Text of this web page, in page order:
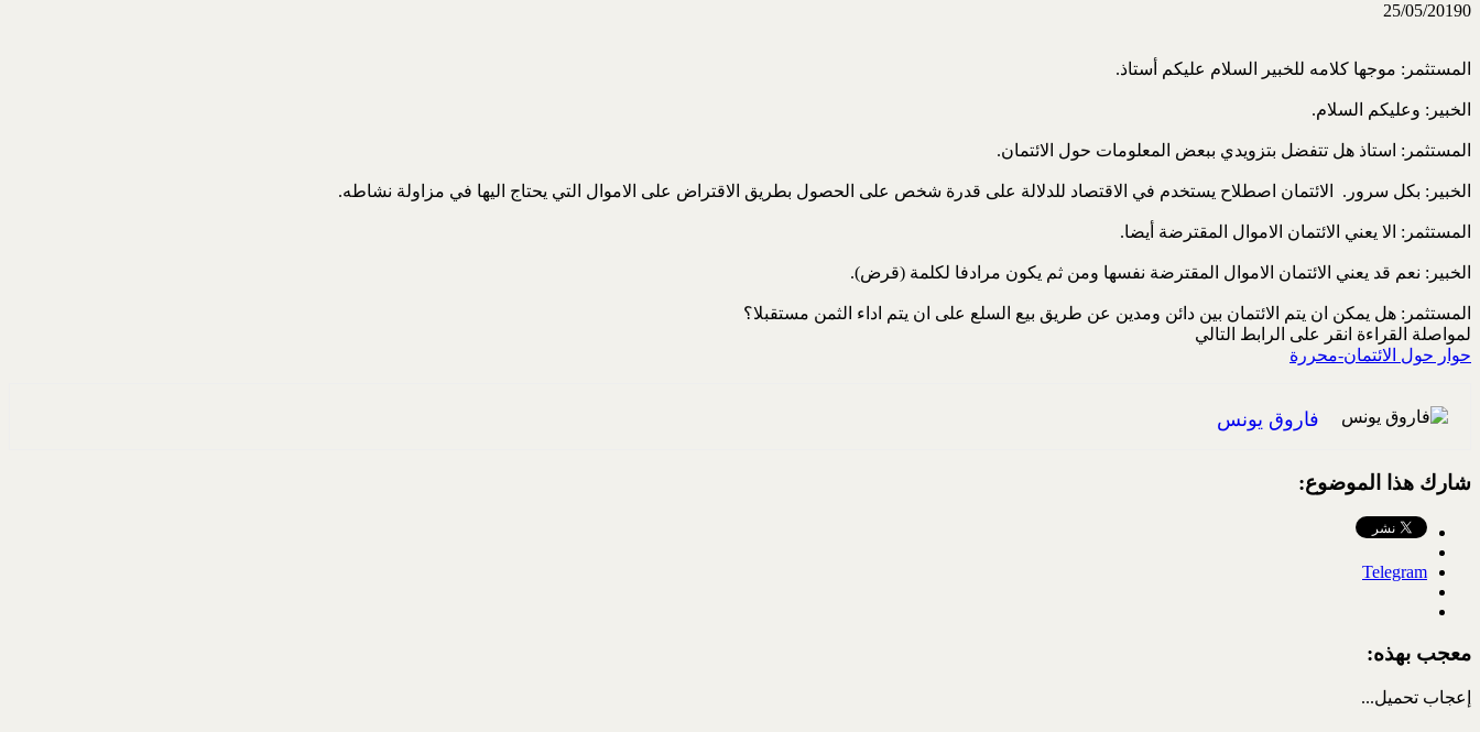
25/05/20190
المستثمر: موجها كلامه للخبير السلام عليكم أستاذ.
الخبير: وعليكم السلام.
المستثمر: استاذ هل تتفضل بتزويدي ببعض المعلومات حول الائتمان.
الخبير: بكل سرور. الائتمان اصطلاح يستخدم في الاقتصاد للدلالة على قدرة شخص على الحصول بطريق الاقتراض على الاموال التي يحتاج اليها في مزاولة نشاطه.
المستثمر: الا يعني الائتمان الاموال المقترضة أيضا.
الخبير: نعم قد يعني الائتمان الاموال المقترضة نفسها ومن ثم يكون مرادفا لكلمة (قرض).
المستثمر: هل يمكن ان يتم الائتمان بين دائن ومدين عن طريق بيع السلع على ان يتم اداء الثمن مستقبلا؟
لمواصلة القراءة انقر على الرابط التالي
حوار حول الائتمان-محررة
فاروق يونس
شارك هذا الموضوع:
Telegram
معجب بهذه:
إعجاب تحميل...